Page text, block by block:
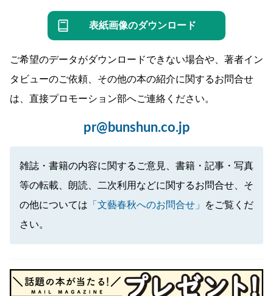
表紙画像のダウンロード
ご希望のデータがダウンロードできない場合や、著者イン
タビューのご依頼、その他の本の紹介に関するお問合せ
は、直接プロモーション部へご連絡ください。
pr@bunshun.co.jp
雑誌・書籍の内容に関するご意見、書籍・記事・写真
等の転載、朗読、二次利用などに関するお問合せ、そ
の他については 「文藝春秋へのお問合せ」
をご覧くだ
さい。